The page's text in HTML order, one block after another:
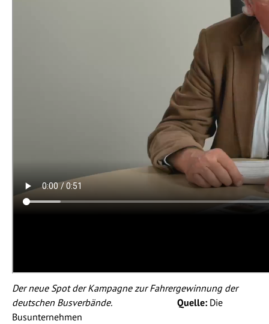
Der neue Spot der Kampagne zur Fahrergewinnung der
deutschen Busverbände.
Quelle: Die
Busunternehmen